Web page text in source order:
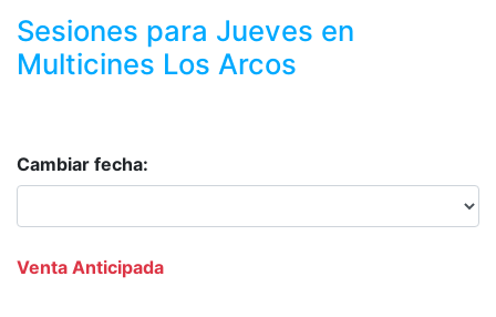
Sesiones para Jueves en
Multicines Los Arcos
Cambiar fecha:
Venta Anticipada